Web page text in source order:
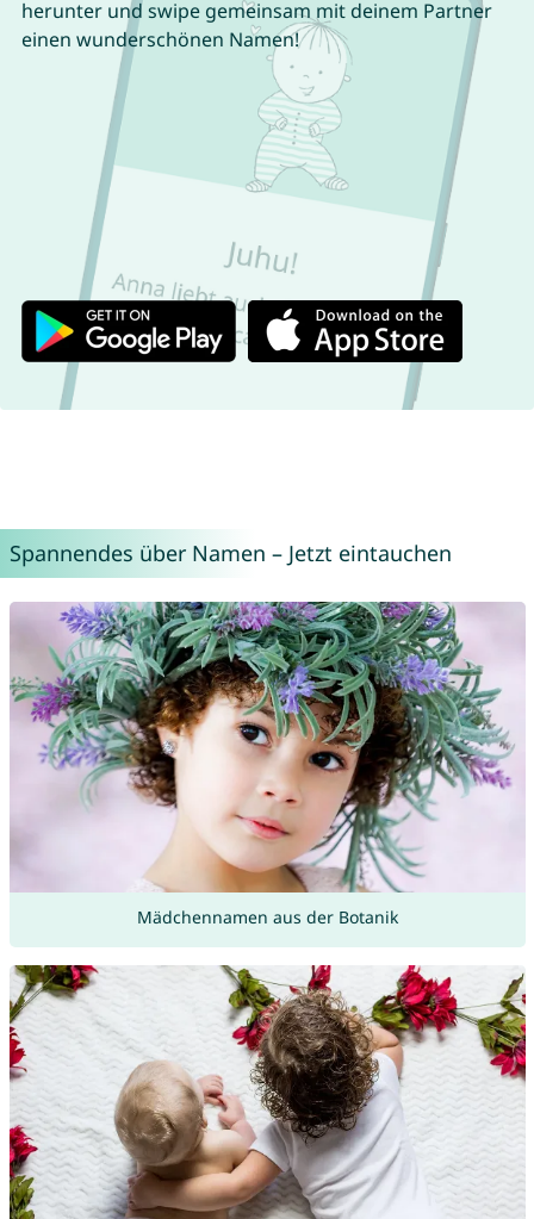
herunter und swipe gemeinsam mit deinem Partner
einen wunderschönen Namen!
Spannendes über Namen – Jetzt eintauchen
Mädchennamen aus der Botanik